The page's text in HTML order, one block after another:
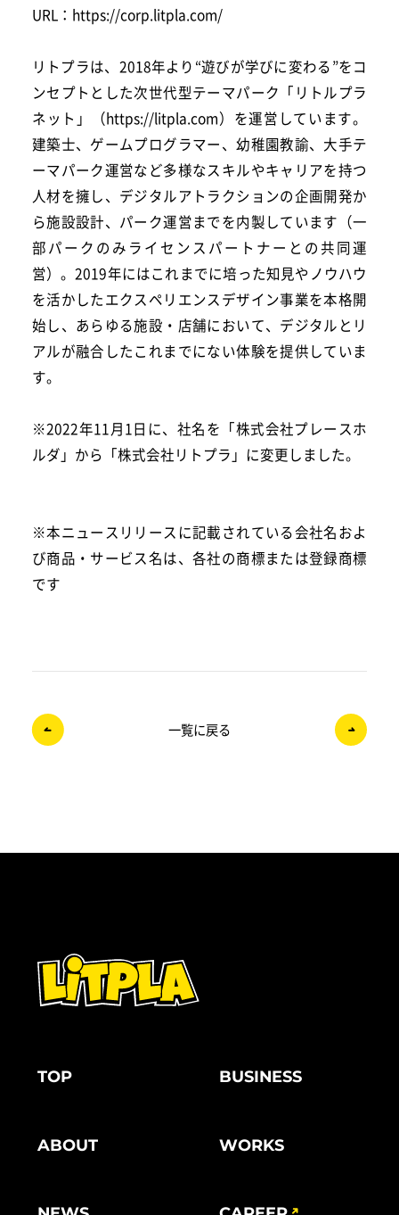
URL：https://corp.litpla.com/
リトプラは、2018年より“遊びが学びに変わる”をコ
ンセプトとした次世代型テーマパーク「リトルプラ
ネット」（https://litpla.com）を運営しています。
建築士、ゲームプログラマー、幼稚園教諭、大手テ
ーマパーク運営など多様なスキルやキャリアを持つ
人材を擁し、デジタルアトラクションの企画開発か
ら施設設計、パーク運営までを内製しています（一
部パークのみライセンスパートナーとの共同運
営）。2019年にはこれまでに培った知見やノウハウ
を活かしたエクスペリエンスデザイン事業を本格開
始し、あらゆる施設・店舗において、デジタルとリ
アルが融合したこれまでにない体験を提供していま
す。
※2022年11月1日に、社名を「株式会社プレースホ
ルダ」から「株式会社リトプラ」に変更しました。
※本ニュースリリースに記載されている会社名およ
び商品・サービス名は、各社の商標または登録商標
です
一覧に戻る
TOP BUSINESS
ABOUT WORKS